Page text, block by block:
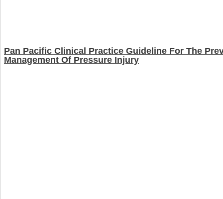
Pan Pacific Clinical Practice Guideline For The
Management Of Pressure Injury